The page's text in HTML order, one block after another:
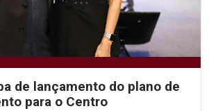
de lançamento do plano de
para o Centro